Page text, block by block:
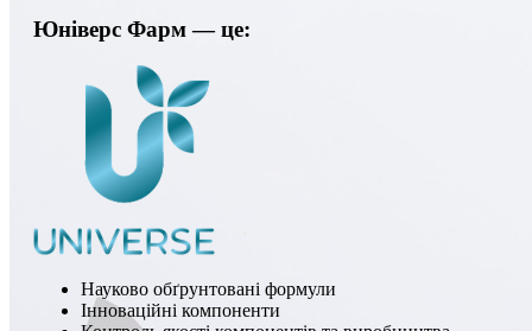
Юніверс Фарм — це:
Науково обґрунтовані формули
Інноваційні компоненти